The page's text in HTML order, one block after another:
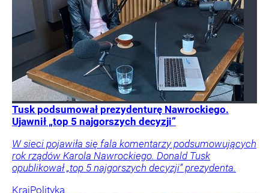
Tusk podsumował prezydenturę Nawrockiego.
Ujawnił „top 5 najgorszych decyzji”
W sieci pojawiła się fala komentarzy podsumowujących
rok rządów Karola Nawrockiego. Donald Tusk
opublikował „top 5 najgorszych decyzji” prezydenta.
KrajPolityka